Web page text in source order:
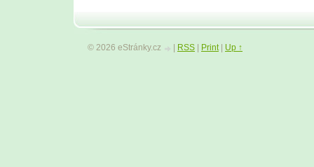
© 2026 eStránky.cz RSS Print| Up ↑